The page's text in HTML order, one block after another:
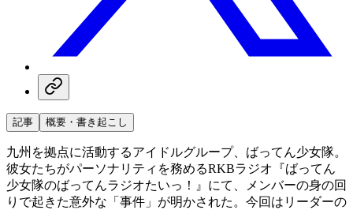
記事 概要・書き起こし
九州を拠点に活動するアイドルグループ、ばってん少女隊。
彼女たちがパーソナリティを務めるRKBラジオ『ばってん
少女隊のばってんラジオたいっ！』にて、メンバーの身の回
りで起きた意外な「事件」が明かされた。今回はリーダーの